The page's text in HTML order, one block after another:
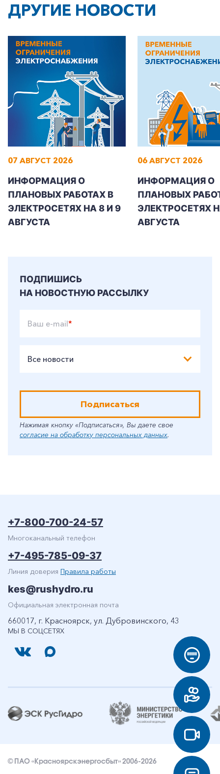
Корпоративным клиентам
ДРУГИЕ НОВОСТИ
07 АВГУСТ 2026
ИНФОРМАЦИЯ О
ПЛАНОВЫХ РАБОТАХ В
ЭЛЕКТРОСЕТЯХ НА 8 И 9
АВГУСТА
06 АВГУСТ 2026
ИНФОРМАЦИЯ О
ПЛАНОВЫХ
ЭЛЕКТРОСЕТЯХ
АВГУСТА
ПОДПИШИСЬ
НА НОВОСТНУЮ РАССЫЛКУ
Ваш e-mail*
Все новости
Подписаться
Нажимая кнопку «Подписаться», Вы даете свое
согласие на обработку персональных данных.
МЫ В СОЦСЕТЯХ
+7-800-700-24-57
Многоканальный телефон
+7-495-785-09-37
Линия доверия Правила работы
kes@rushydro.ru
Официальная электронная почта
660017, г. Красноярск, ул. Дубровинского, 43
© ПАО «Красноярскэнергосбыт» 2006-2026